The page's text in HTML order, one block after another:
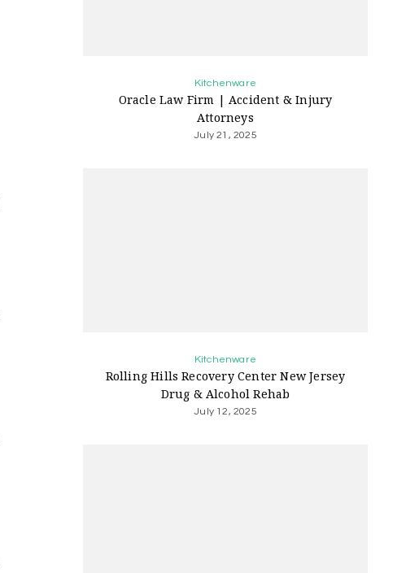
Kitchenware
Oracle Law Firm | Accident & Injury
Attorneys
July 21, 2025
Kitchenware
Rolling Hills Recovery Center New Jersey
Drug & Alcohol Rehab
July 12, 2025